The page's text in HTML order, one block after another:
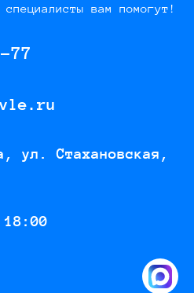
вам помогут!
77
ул. Стахановская,